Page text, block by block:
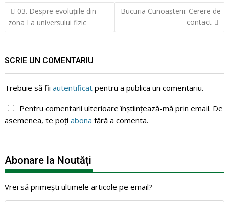
Navigare
în
articole
03. Despre evoluțiile din
zona I a universului fizic
Bucuria Cunoașterii: Cerere de
contact
SCRIE UN COMENTARIU
Trebuie să fiiautentificat pentru a publica un comentariu.
Pentru comentarii ulterioare înștiințează-mă prin email. De
asemenea, te poțiabona fără a comenta.
Abonare la Noutăți
Vrei să primești ultimele articole pe email?